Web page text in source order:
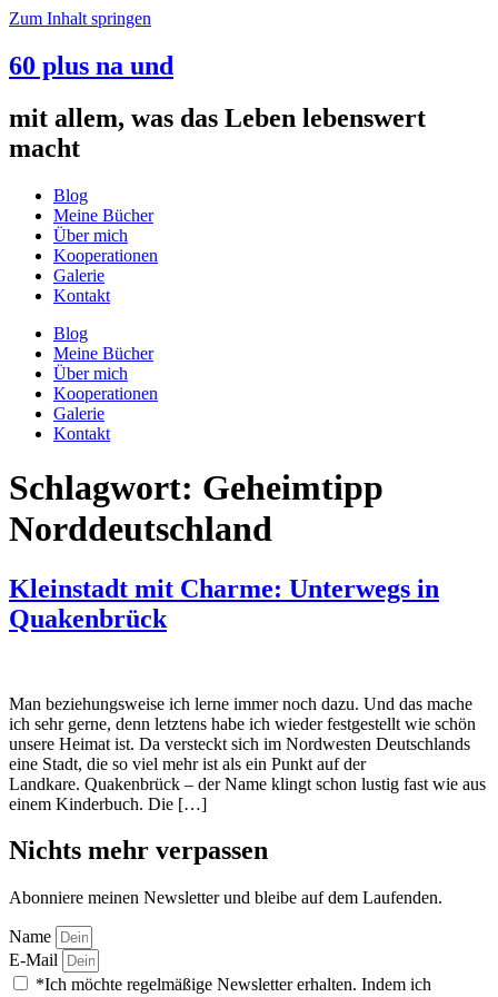
Zum Inhalt springen
60 plus na und
mit allem, was das Leben lebenswert
macht
Blog
Meine Bücher
Über mich
Kooperationen
Galerie
Kontakt
Blog
Meine Bücher
Über mich
Kooperationen
Galerie
Kontakt
Schlagwort: Geheimtipp
Norddeutschland
Kleinstadt mit Charme: Unterwegs in
Quakenbrück
Man beziehungsweise ich lerne immer noch dazu. Und das mache
ich sehr gerne, denn letztens habe ich wieder festgestellt wie schön
unsere Heimat ist. Da versteckt sich im Nordwesten Deutschlands
eine Stadt, die so viel mehr ist als ein Punkt auf der
Landkare. Quakenbrück – der Name klingt schon lustig fast wie aus
einem Kinderbuch. Die […]
Nichts mehr verpassen
Abonniere meinen Newsletter und bleibe auf dem Laufenden.
Name
E-Mail
*Ich möchte regelmäßige Newsletter erhalten. Indem ich